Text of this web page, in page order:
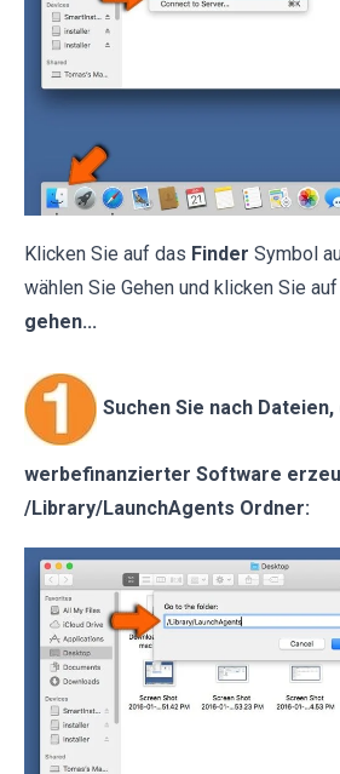
Klicken Sie auf das Finder Symbol
wählen Sie Gehen und klicken Sie auf
gehen...
Suchen Sie nach
werbefinanzierter Software
/Library/LaunchAgents Ordner: